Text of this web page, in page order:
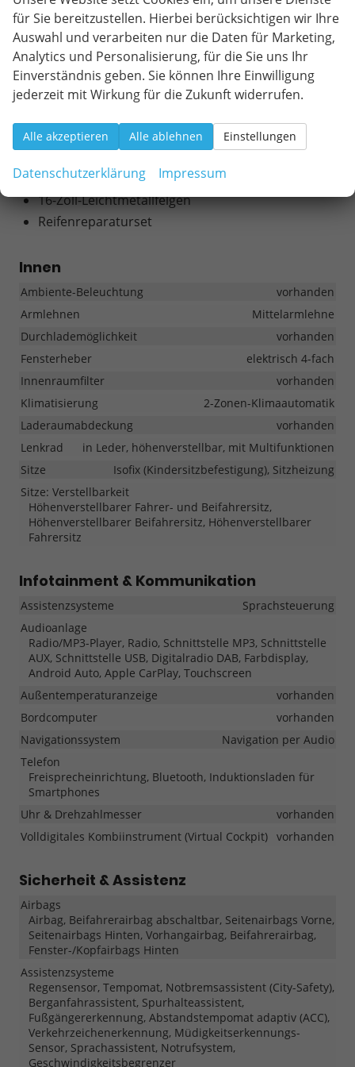
RÄDER & TECHNIK
Räder und Technik des SEAT Arona Style
1.0 TSI Benzinmotor
7-Gang DSG Automatik
Euro 6d-TEMP
16-Zoll-Leichtmetallfelgen
Reifenreparaturset
Innen
Ambiente-Beleuchtung
vorhanden
Armlehnen
Mittelarmlehne
Durchlademöglichkeit
vorhanden
Fensterheber
elektrisch 4-fach
Innenraumfilter
vorhanden
Klimatisierung
2-Zonen-Klimaautomatik
Laderaumabdeckung
vorhanden
Lenkrad
in Leder, höhenverstellbar, mit Multifunktionen
Sitze
Isofix (Kindersitzbefestigung), Sitzheizung
Sitze: Verstellbarkeit
Höhenverstellbarer Fahrer- und Beifahrersitz,
Höhenverstellbarer Beifahrersitz, Höhenverstellbarer
Fahrersitz
Infotainment & Kommunikation
Assistenzsysteme
Sprachsteuerung
Audioanlage
Radio/MP3-Player, Radio, Schnittstelle MP3, Schnittstelle
AUX, Schnittstelle USB, Digitalradio DAB, Farbdisplay,
Android Auto, Apple CarPlay, Touchscreen
Außentemperaturanzeige
vorhanden
Bordcomputer
vorhanden
Navigationssystem
Navigation per Audio
Telefon
Freisprecheinrichtung, Bluetooth, Induktionsladen für
Smartphones
Uhr & Drehzahlmesser
vorhanden
Volldigitales Kombiinstrument (Virtual Cockpit) vorhanden
Sicherheit & Assistenz
Airbags
Airbag, Beifahrerairbag abschaltbar, Seitenairbags Vorne,
Seitenairbags Hinten, Vorhangairbag, Beifahrerairbag,
Fenster-/Kopfairbags Hinten
Assistenzsysteme
Regensensor, Tempomat, Notbremsassistent (City-Safety),
Berganfahrassistent, Spurhalteassistent,
Fußgängererkennung, Abstandstempomat adaptiv (ACC),
Verkehrzeichenerkennung, Müdigkeitserkennungs-
Sensor, Sprachassistent, Notrufsystem,
Geschwindigkeitsbegrenzer
für Sie bereitzustellen. Hierbei berücksichtigen wir Ihre
Auswahl und verarbeiten nur die Daten für Marketing,
Analytics und Personalisierung, für die Sie uns Ihr
Einverständnis geben. Sie können Ihre Einwilligung
jederzeit mit Wirkung für die Zukunft widerrufen.
Alle akzeptieren Alle ablehnen Einstellungen
Datenschutzerklärung Impressum